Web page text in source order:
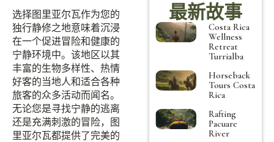
选择图里亚尔瓦作为您的
独行静修之地意味着沉浸
在一个促进冒险和健康的
宁静环境中。该地区以其
丰富的生物多样性、热情
好客的当地人和适合各种
旅客的众多活动而闻名。
无论您是寻找宁静的逃离
还是充满刺激的冒险，图
里亚尔瓦都提供了完美的
最新故事
Costa Rica
Wellness
Retreat
Turrialba
Horseback
Tours Costa
Rica
Rafting
Pacuare
River